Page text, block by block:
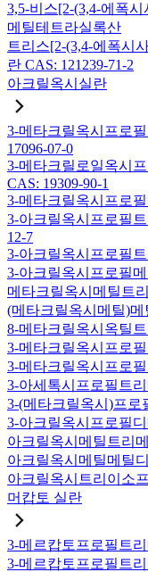
3,5-비스[2-(3,4-에폭
메틸테트라실록산
트리스[2-(3,4-에폭시
란 CAS: 121239-71-2
아크릴옥시실란
3-메타크릴옥시프로
17096-07-0
3-메타크릴로일옥시
CAS: 19309-90-1
3-메타크릴옥시프로
3-아크릴옥시프로필
12-7
3-아크릴옥시프로필
3-아크릴옥시프로필
메타크릴옥시메틸트
(메타크릴옥시메틸)메
8-메타크릴옥시옥틸
3-메타크릴옥시프로
3-메타크릴옥시프로
3-아세톡시프로필트
3-(메타크릴옥시)프로
3-아크릴옥시프로필
아크릴옥시메틸트리
아크릴옥시메틸메틸
아크릴옥시트리이소
머캅토 실란
3-메르캅토프로필트
3-메르캅토프로필트